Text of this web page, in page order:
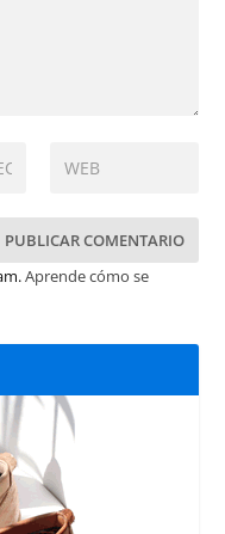
Aprende cómo se